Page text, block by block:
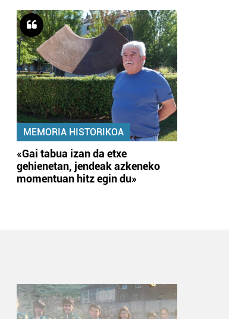
MEMORIA HISTORIKOA
«Gai tabua izan da etxe
gehienetan, jendeak azkeneko
momentuan hitz egin du»